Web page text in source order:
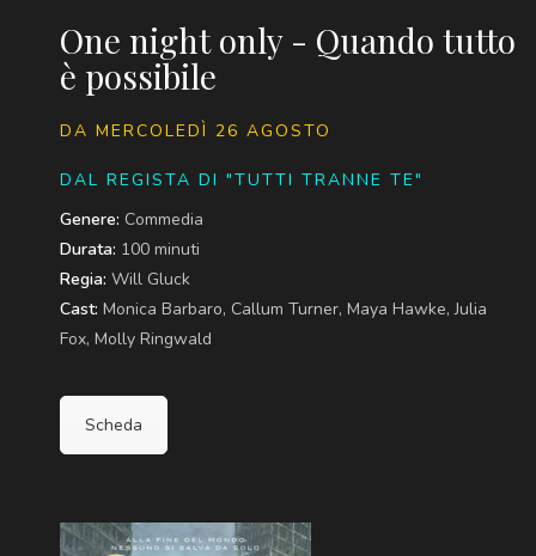
One night only - Quando tutto
è possibile
DA MERCOLEDÌ 26 AGOSTO
DAL REGISTA DI "TUTTI TRANNE TE"
Genere: Commedia
Durata: 100 minuti
Regia: Will Gluck
Cast: Monica Barbaro, Callum Turner, Maya Hawke, Julia
Fox, Molly Ringwald
Scheda